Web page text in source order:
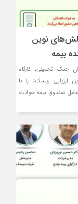
نوین
بیمه
جنگ تحمیلی، کارگاه
ارزیابی ریسک» را با
صندوق بیمه حوادث